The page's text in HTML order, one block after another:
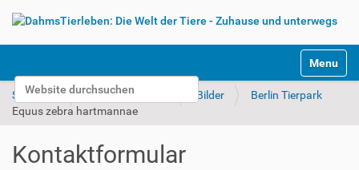
Website durchsuchen
Erweiterte Suche…
k
Toggle
Startseite Tierparks & Zoos Bilder
Berlin Tierpark
Equus zebra hartmannae
Kontaktformular